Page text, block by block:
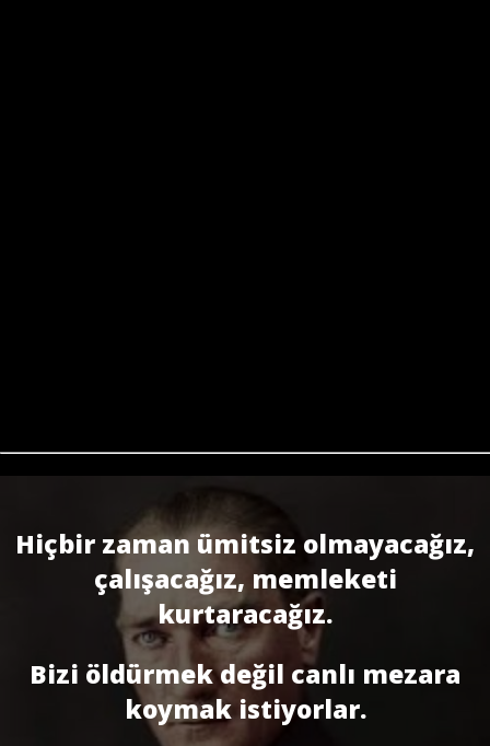
Hiçbir zaman ümitsiz olmayacağız,
çalışacağız, memleketi
kurtaracağız.
Bizi öldürmek değil canlı mezara
koymak istiyorlar.